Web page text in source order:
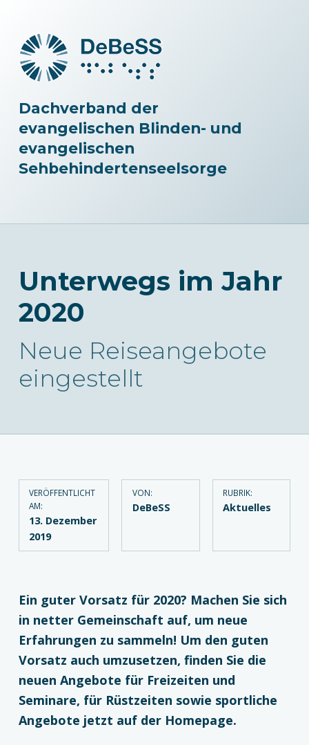
Dachverband der
evangelischen Blinden- und
evangelischen
Sehbehindertenseelsorge
Unterwegs im Jahr
2020
Neue Reiseangebote
eingestellt
VERÖFFENTLICHT
AM:
13. Dezember
2019
VON:
DeBeSS
RUBRIK:
Aktuelles
Ein guter Vorsatz für 2020? Machen Sie sich
in netter Gemeinschaft auf, um neue
Erfahrungen zu sammeln! Um den guten
Vorsatz auch umzusetzen, finden Sie die
neuen Angebote für Freizeiten und
Seminare, für Rüstzeiten sowie sportliche
Angebote jetzt auf der Homepage.